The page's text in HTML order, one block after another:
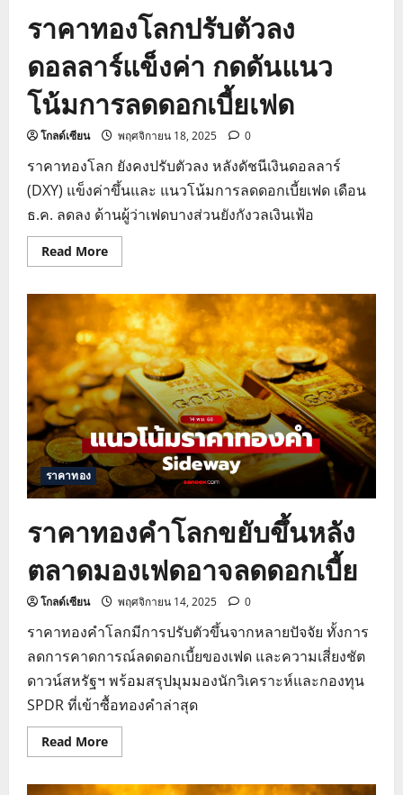
ราคาทองโลกปรับตัวลง
ดอลลาร์แข็งค่า กดดันแนว
โน้มการลดดอกเบี้ยเฟด
โกลด์เซียน พฤศจิกายน 18, 2025 0
ราคาทองโลก ยังคงปรับตัวลง หลังดัชนีเงินดอลลาร์
(DXY) แข็งค่าขึ้นและ แนวโน้มการลดดอกเบี้ยเฟด เดือน
ธ.ค. ลดลง ด้านผู้ว่าเฟดบางส่วนยังกังวลเงินเฟ้อ
Read MoreRead
more
ทอง
โลก
ปรับ
ตัว
ลง
ดอลลาร์
แข็ง
ค่า
กดดัน
แนว
โน้ม
การ
ลด
ดอกเบี้ย
เฟด
ราคาทอง
ราคาทองคำโลกขยับขึ้นหลัง
ตลาดมองเฟดอาจลดดอกเบี้ย
โกลด์เซียน พฤศจิกายน 14, 2025 0
ราคาทองคำโลกมีการปรับตัวขึ้นจากหลายปัจจัย ทั้งการ
ลดการคาดการณ์ลดดอกเบี้ยของเฟด และความเสี่ยงชัต
ดาวน์สหรัฐฯ พร้อมสรุปมุมมองนักวิเคราะห์และกองทุน
SPDR ที่เข้าซื้อทองคำล่าสุด
Read MoreRead
more
ทองคำ